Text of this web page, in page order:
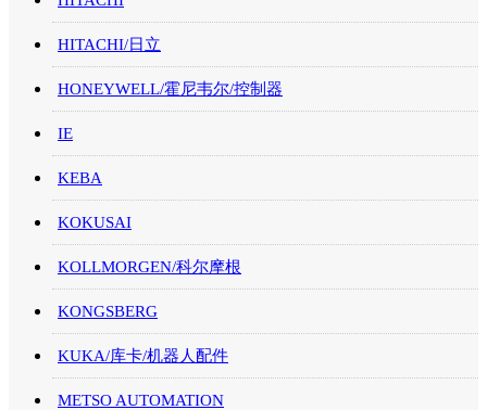
HITACHI/日立
HONEYWELL/霍尼韦尔/控制器
IE
KEBA
KOKUSAI
KOLLMORGEN/科尔摩根
KONGSBERG
KUKA/库卡/机器人配件
METSO AUTOMATION